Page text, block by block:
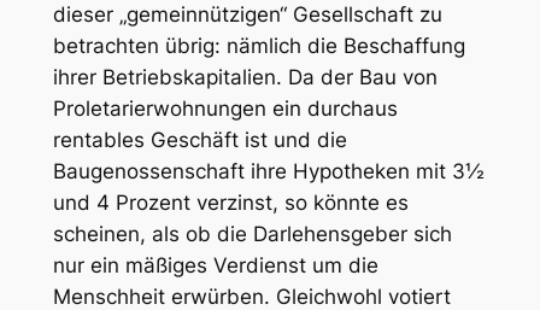
dieser „gemeinnützigen“ Gesellschaft zu
betrachten übrig: nämlich die Beschaffung
ihrer Betriebskapitalien. Da der Bau von
Proletarierwohnungen ein durchaus
rentables Geschäft ist und die
Baugenossenschaft ihre Hypotheken mit 3½
und 4 Prozent verzinst, so könnte es
scheinen, als ob die Darlehensgeber sich
nur ein mäßiges Verdienst um die
Menschheit erwürben. Gleichwohl votiert